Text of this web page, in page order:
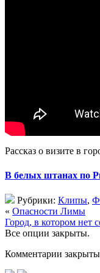
Рассказ о визите в
В белых штанах по
Рубрики: Клипы,
« Опасности Лимы
Город, в котором нет
Все опции закрыты.
Комментарии